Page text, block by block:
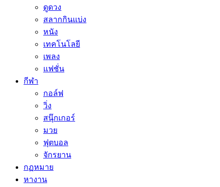
ดูดวง
สลากกินแบ่ง
หนัง
เทคโนโลยี
เพลง
แฟชั่น
กีฬา
กอล์ฟ
วิ่ง
สนุ๊กเกอร์
มวย
ฟุตบอล
จักรยาน
กฏหมาย
หางาน